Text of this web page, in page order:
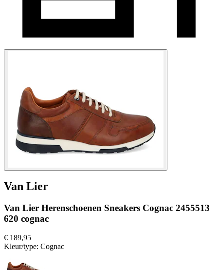
Van Lier
Van Lier Herenschoenen Sneakers Cognac 2455513
620 cognac
€ 189,95
Kleur/type: Cognac